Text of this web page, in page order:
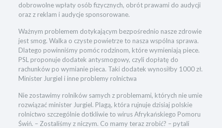
dobrowolne wpłaty osób fizycznych, obrót prawami do audycji
oraz z reklam i audycje sponsorowane.
Ważnym problemem dotykającym bezpośrednio nasze zdrowie
jest smog. Walka o czyste powietrze to nasza wspólna sprawa.
Dlatego powinniśmy pomóc rodzinom, które wymieniają piece.
PSL proponuje dodatek antysmogowy, czyli dopłatę do
rachunków po wymianie pieca. Taki dodatek wynosiłby 1000 zł.
Minister Jurgiel i inne problemy rolnictwa
Nie zostawimy rolników samych z problemami, których nie umie
rozwiązać minister Jurgiel. Plagą, która rujnuje dzisiaj polskie
rolnictwo szczególnie dotkliwie to wirus Afrykańskiego Pomoru
Świń. – Zostaliśmy z niczym. Co mamy teraz zrobić? – pytali